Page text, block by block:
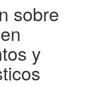
sobre
y